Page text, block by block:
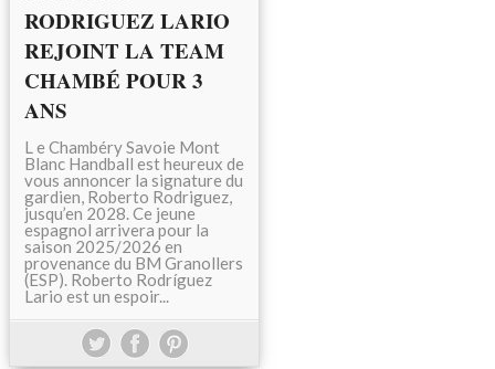
RODRIGUEZ LARIO
REJOINT LA TEAM
CHAMBÉ POUR 3
ANS
L e Chambéry Savoie Mont
Blanc Handball est heureux de
vous annoncer la signature du
gardien, Roberto Rodriguez,
jusqu’en 2028. Ce jeune
espagnol arrivera pour la
saison 2025/2026 en
provenance du BM Granollers
(ESP). Roberto Rodríguez
Lario est un espoir...